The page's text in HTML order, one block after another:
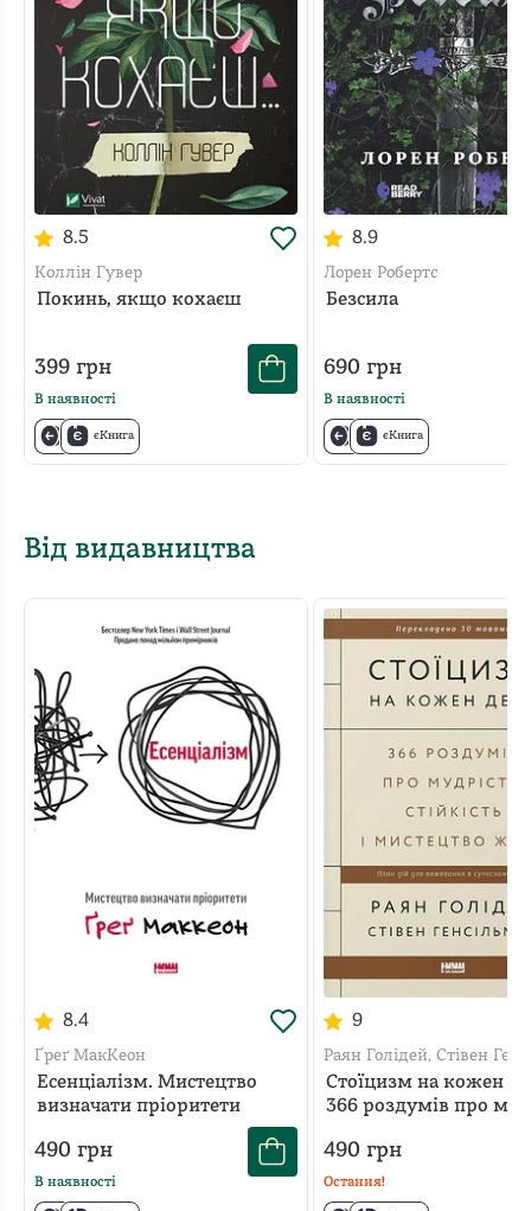
Входить до 12 найвпливовіших книжок,
написаних після Другої світової війни, за версією
Sunday Times.
Книжку перекладено 32 мовами світу.
Книга-одкровення, у якій Насім Талеб пояснює
все, що ми знаємо про те, чого ми не знаємо.
8.5
Коллін Гувер
Покинь, якщо кохаєш
399 грн
В наявності
єКнига
8.9
Лорен Робертс
Безсила
690грн
В наявності
єКнига
Від видавництва
8.4
Ґреґ МакКеон
Есенціалізм. Мистецтво
визначати пріоритети
490 грн
В наявності
9
Раян Голідей, Стівен
Стоїцизм на кожен
366 роздумів про
490грн
Остання!